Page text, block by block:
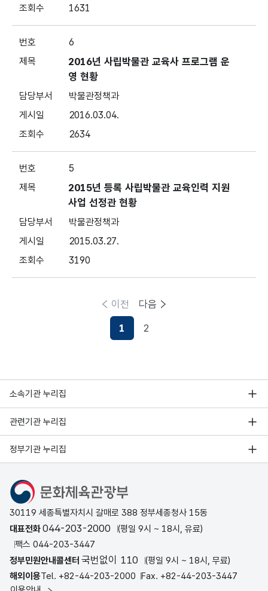
1631
6
2016년 사립박물관 교육사 프로그램 운
영 현황
박물관정책과
2016.03.04.
2634
5
2015년 등록 사립박물관 교육인력 지원
사업 선정관 현황
박물관정책과
2015.03.27.
3190
이전
현재페이지
1 2
다음
소속기관 누리집
관련기관 누리집
정부기관 누리집
문화체육관광부
30119 세종특별자치시 갈매로 388 정부세종청사 15동
대표전화044-203-2000
(평일 9시 ~ 18시, 유료)
팩스 044-203-3447
정부민원안내콜센터 국번없이 110
(평일 9시 ~ 18시, 무료)
해외이용Tel. +82-44-203-2000 Fax. +82-44-203-3447